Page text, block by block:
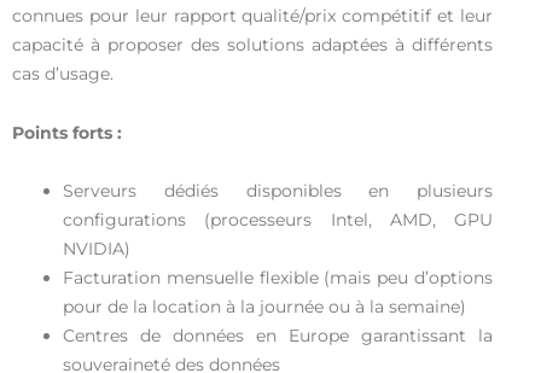
connues pour leur rapport qualité/prix compétitif et leur
capacité à proposer des solutions adaptées à différents
cas d’usage.
Points forts :
Serveurs dédiés disponibles en plusieurs
configurations (processeurs Intel, AMD, GPU
NVIDIA)
Facturation mensuelle flexible (mais peu d’options
pour de la location à la journée ou à la semaine)
Centres de données en Europe garantissant la
souveraineté des données